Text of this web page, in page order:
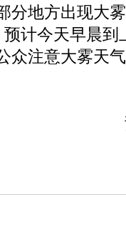
分地方出现大
计今天早晨到
众注意大雾天